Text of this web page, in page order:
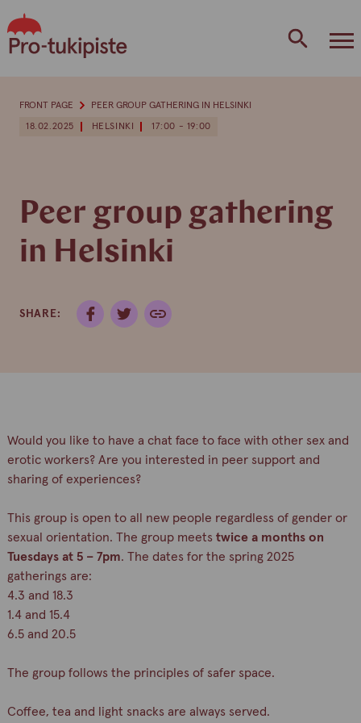
to
content
18.02.2025 HELSINKI 17:00 - 19:00
Peer group gathering
in Helsinki
SHARE:
FRONT PAGE PEER GROUP GATHERING IN HELSINKI
Would you like to have a chat face to face with other sex and
erotic workers? Are you interested in peer support and
sharing of experiences?
This group is open to all new people regardless of gender or
sexual orientation. The group meets twice a months on
Tuesdays at 5 – 7pm. The dates for the spring 2025
gatherings are:
4.3 and 18.3
1.4 and 15.4
6.5 and 20.5
The group follows the principles of safer space.
Coffee, tea and light snacks are always served.